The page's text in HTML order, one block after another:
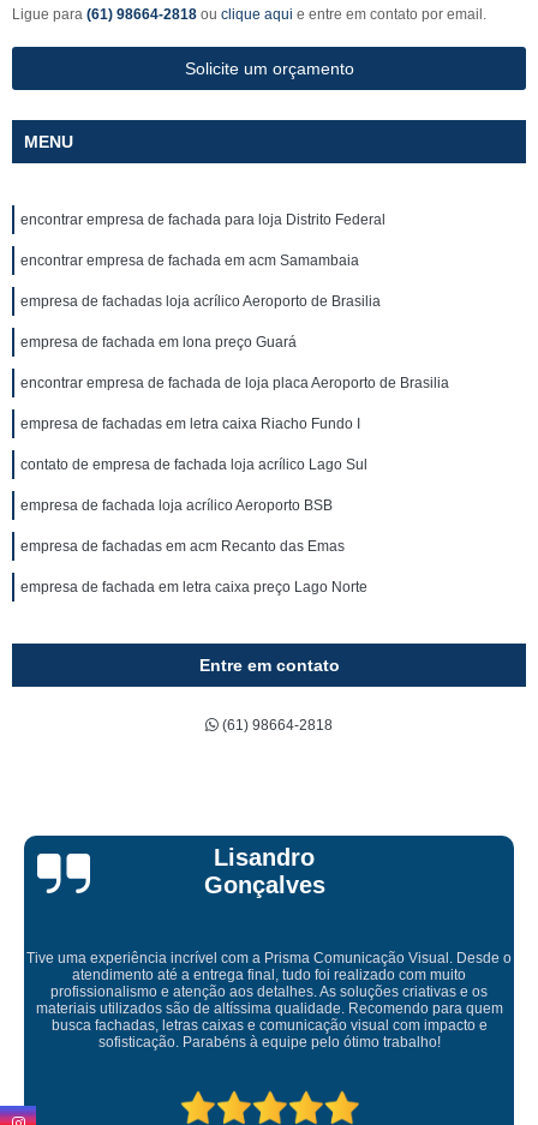
Ligue para (61) 98664-2818 ou clique aqui e entre em contato por email.
Solicite um orçamento
MENU
encontrar empresa de fachada para loja Distrito Federal
encontrar empresa de fachada em acm Samambaia
empresa de fachadas loja acrílico Aeroporto de Brasilia
empresa de fachada em lona preço Guará
encontrar empresa de fachada de loja placa Aeroporto de Brasilia
empresa de fachadas em letra caixa Riacho Fundo I
contato de empresa de fachada loja acrílico Lago Sul
empresa de fachada loja acrílico Aeroporto BSB
empresa de fachadas em acm Recanto das Emas
empresa de fachada em letra caixa preço Lago Norte
Entre em contato
(61) 98664-2818
Lisandro
Gonçalves
Tive uma experiência incrível com a Prisma Comunicação Visual. Desde o
atendimento até a entrega final, tudo foi realizado com muito
profissionalismo e atenção aos detalhes. As soluções criativas e os
materiais utilizados são de altíssima qualidade. Recomendo para quem
busca fachadas, letras caixas e comunicação visual com impacto e
sofisticação. Parabéns à equipe pelo ótimo trabalho!